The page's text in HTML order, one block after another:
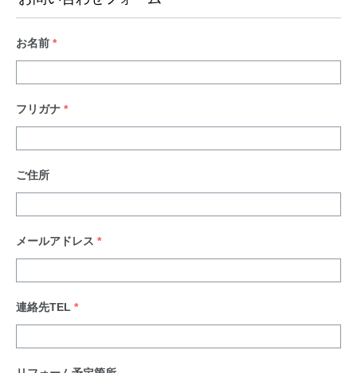
お名前 *
フリガナ *
ご住所
メールアドレス *
連絡先TEL *